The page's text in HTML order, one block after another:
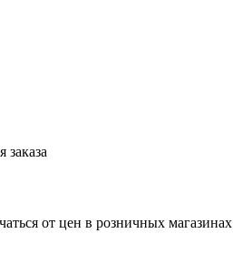
от цен в розничных магазинах